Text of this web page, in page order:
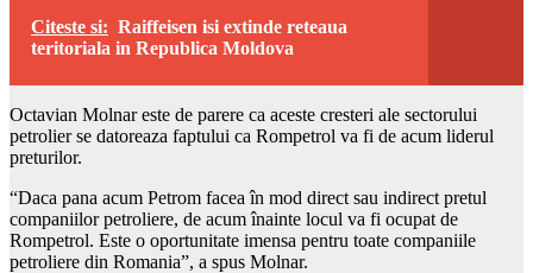
Citeste si: Raiffeisen isi extinde reteaua
teritoriala in Republica Moldova
Octavian Molnar este de parere ca aceste cresteri ale sectorului
petrolier se datoreaza faptului ca Rompetrol va fi de acum liderul
preturilor.
“Daca pana acum Petrom facea în mod direct sau indirect pretul
companiilor petroliere, de acum înainte locul va fi ocupat de
Rompetrol. Este o oportunitate imensa pentru toate companiile
petroliere din Romania”, a spus Molnar.